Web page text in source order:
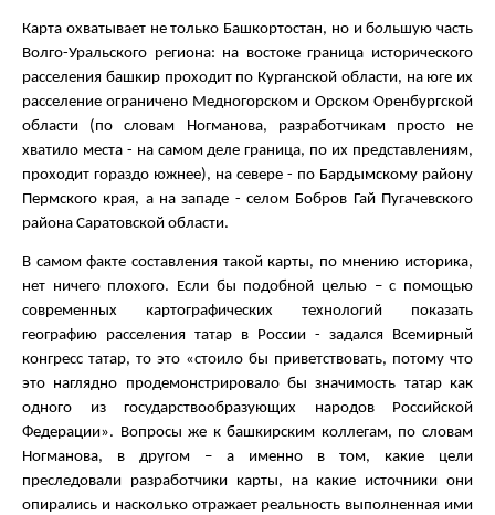
Карта охватывает не только Башкортостан, но и большую часть
Волго-Уральского региона: на востоке граница исторического
расселения башкир проходит по Курганской области, на юге их
расселение ограничено Медногорском и Орском Оренбургской
области (по словам Ногманова, разработчикам просто не
хватило места - на самом деле граница, по их представлениям,
проходит гораздо южнее), на севере - по Бардымскому району
Пермского края, а на западе - селом Бобров Гай Пугачевского
района Саратовской области.
В самом факте составления такой карты, по мнению историка,
нет ничего плохого. Если бы подобной целью – с помощью
современных картографических технологий показать
географию расселения татар в России - задался Всемирный
конгресс татар, то это «стоило бы приветствовать, потому что
это наглядно продемонстрировало бы значимость татар как
одного из государствообразующих народов Российской
Федерации». Вопросы же к башкирским коллегам, по словам
Ногманова, в другом – а именно в том, какие цели
преследовали разработчики карты, на какие источники они
опирались и насколько отражает реальность выполненная ими